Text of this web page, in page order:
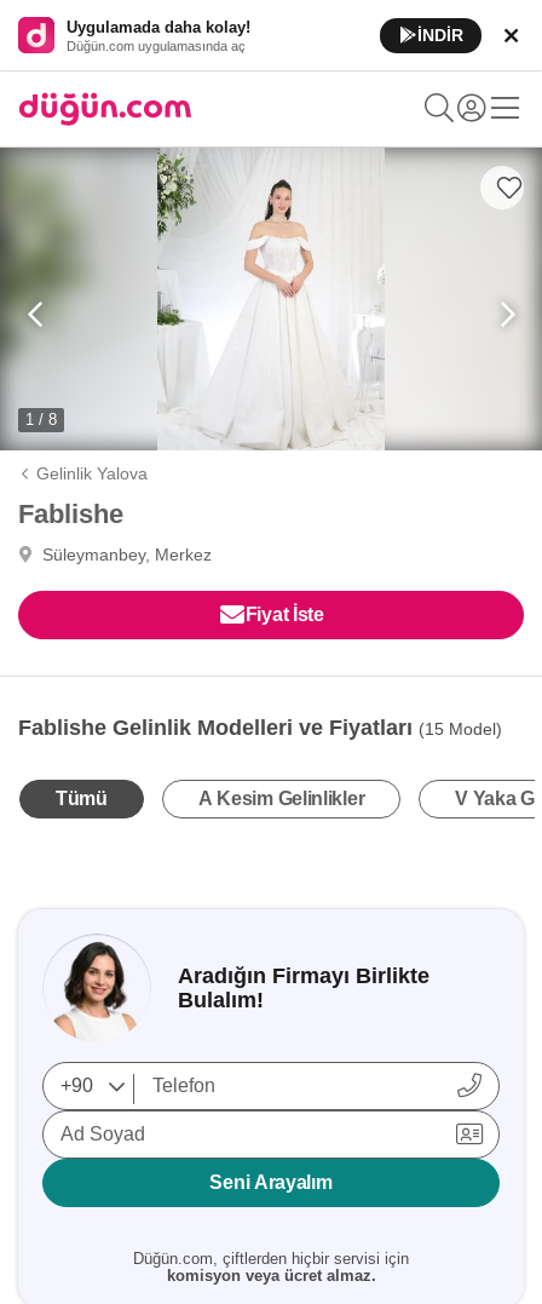
Uygulamada daha kolay!
Düğün.com uygulamasında aç
İNDİR
1 / 8
Gelinlik Yalova
Fablishe
Süleymanbey, Merkez
Fiyat İste
Fablishe Gelinlik Modelleri ve Fiyatları (15 Model)
Tümü A Kesim Gelinlikler V Yaka
Aradığın Firmayı Birlikte
Bulalım!
Ad Soyad
Seni Arayalım
Düğün.com, çiftlerden hiçbir servisi için
komisyon veya ücret almaz.